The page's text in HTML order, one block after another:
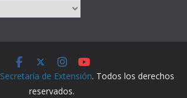
Secretaría de Extensión. Todos los derechos
reservados.